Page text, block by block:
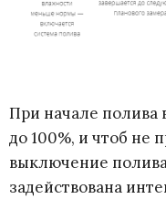
При начале полива
до 100%, и чтоб не
выключение
задействована